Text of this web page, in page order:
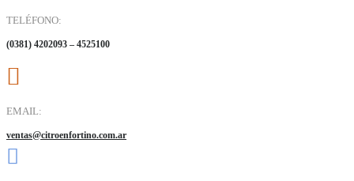
TELÉFONO:
(0381) 4202093 – 4525100
EMAIL:
ventas@citroenfortino.com.ar